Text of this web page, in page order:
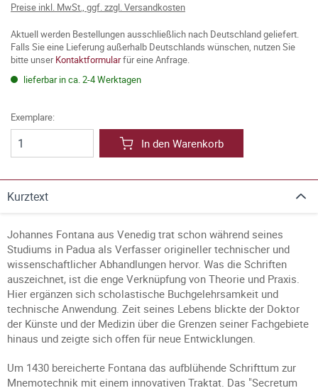
Preise inkl. MwSt., ggf. zzgl. Versandkosten
Aktuell werden Bestellungen ausschließlich nach Deutschland geliefert.
Falls Sie eine Lieferung außerhalb Deutschlands wünschen, nutzen Sie
bitte unserKontaktformularfür eine Anfrage.
lieferbar in ca. 2-4 Werktagen
Exemplare:
In den Warenkorb
Kurztext
Johannes Fontana aus Venedig trat schon während seines
Studiums in Padua als Verfasser origineller technischer und
wissenschaftlicher Abhandlungen hervor. Was die Schriften
auszeichnet, ist die enge Verknüpfung von Theorie und Praxis.
Hier ergänzen sich scholastische Buchgelehrsamkeit und
technische Anwendung. Zeit seines Lebens blickte der Doktor
der Künste und der Medizin über die Grenzen seiner Fachgebiete
hinaus und zeigte sich offen für neue Entwicklungen.
Um 1430 bereicherte Fontana das aufblühende Schrifttum zur
Mnemotechnik mit einem innovativen Traktat. Das "Secretum